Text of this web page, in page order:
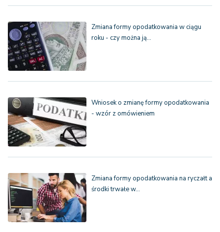
Zmiana formy opodatkowania w ciągu
roku - czy można ją…
Wniosek o zmianę formy opodatkowania
- wzór z omówieniem
Zmiana formy opodatkowania na ryczałt a
środki trwałe w…